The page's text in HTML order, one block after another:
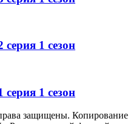
1 сезон
1 сезон
защищены. Копирование